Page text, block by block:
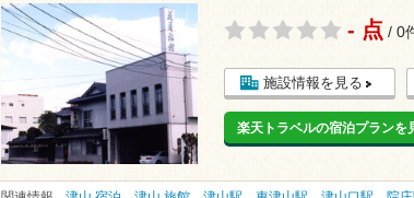
- 点 / 0
施設情報を見る
楽天トラベルの宿泊プランを